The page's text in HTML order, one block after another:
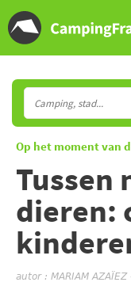
Op het moment van
Tussen
dieren:
autor : MARIAM AZAÏEZ